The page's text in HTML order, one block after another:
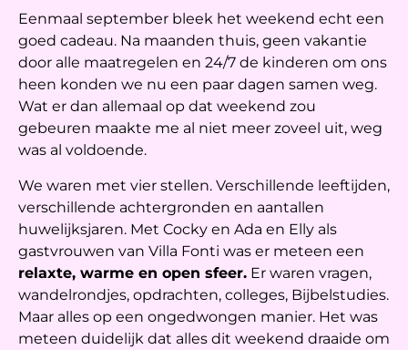
Eenmaal september bleek het weekend echt een
goed cadeau. Na maanden thuis, geen vakantie
door alle maatregelen en 24/7 de kinderen om ons
heen konden we nu een paar dagen samen weg.
Wat er dan allemaal op dat weekend zou
gebeuren maakte me al niet meer zoveel uit, weg
was al voldoende.
We waren met vier stellen. Verschillende leeftijden,
verschillende achtergronden en aantallen
huwelijksjaren. Met Cocky en Ada en Elly als
gastvrouwen van Villa Fonti was er meteen een
relaxte, warme en open sfeer. Er waren vragen,
wandelrondjes, opdrachten, colleges, Bijbelstudies.
Maar alles op een ongedwongen manier. Het was
meteen duidelijk dat alles dit weekend draaide om